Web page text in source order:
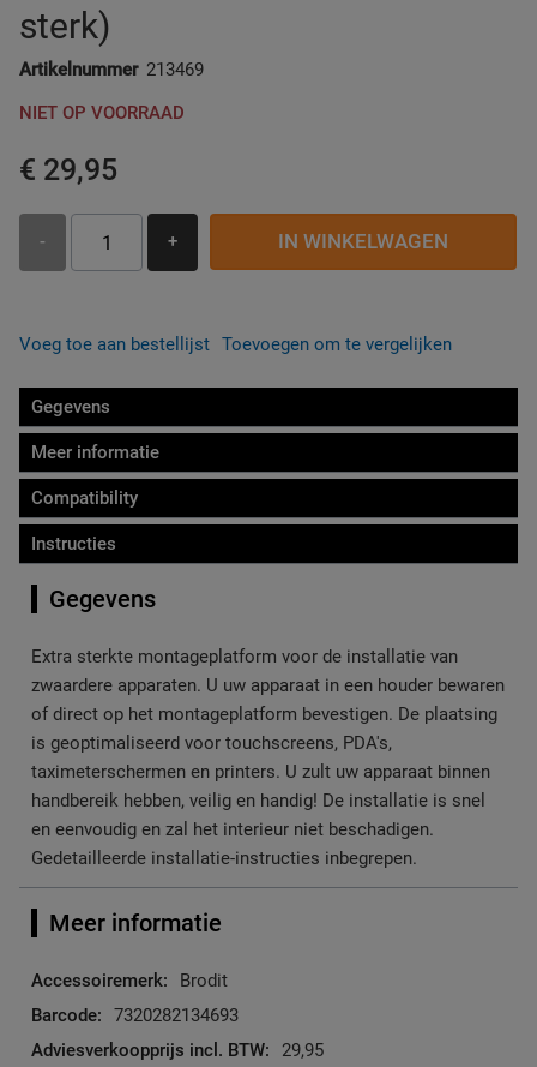
sterk)
Artikelnummer 213469
NIET OP VOORRAAD
€ 29,95
- + IN WINKELWAGEN
Voeg toe aan bestellijst Toevoegen om te vergelijken
Gegevens
Meer informatie
Compatibility
Instructies
Gegevens
Extra sterkte montageplatform voor de installatie van
zwaardere apparaten. U uw apparaat in een houder bewaren
of direct op het montageplatform bevestigen. De plaatsing
is geoptimaliseerd voor touchscreens, PDA's,
taximeterschermen en printers. U zult uw apparaat binnen
handbereik hebben, veilig en handig! De installatie is snel
en eenvoudig en zal het interieur niet beschadigen.
Gedetailleerde installatie-instructies inbegrepen.
Meer informatie
Meer
informatie
Brodit
7320282134693
29,95